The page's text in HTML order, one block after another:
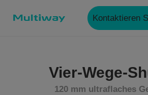
Kontaktieren
Vier-Wege-
120 mm ultraflaches